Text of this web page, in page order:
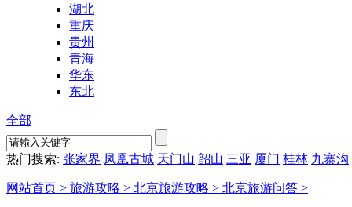
湖北
重庆
贵州
青海
华东
东北
全部
热门搜索: 张家界 凤凰古城 天门山 韶山 三亚 厦门 桂林 九寨沟
网站首页 > 旅游攻略 > 北京旅游攻略 > 北京旅游问答 >